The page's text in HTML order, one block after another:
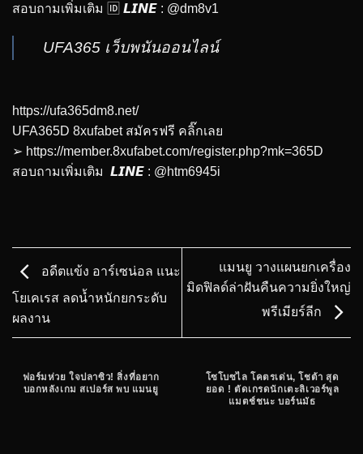
สอบถามเพิ่มเติม 🆔 𝙇𝙄𝙉𝙀 : @dm8v1
UFA365 เว็บพนันออนไลน์
https://ufa365dm8.net/
UFA365D 8xufabet สมัครฟรี คลิ๊กเลย
➢ https://member.8xufabet.com/register.php?mk=365D
สอบถามเพิ่มเติม 𝙇𝙄𝙉𝙀 : @htm6945i
อดีตแข้ง อาร์เซน่อล แนะ
โยเคเรส ลดน้ำหนักยกระดับ
ผลงาน
แมนยู วางแผนยกเครื่อง
มิดฟิลด์ล่าฝันคืนความยิ่งใหญ่
พรีเมียร์ลีก
ฟอร์มห่วย ใจปลาซิว! สิ่งที่อยาก
บอกหลังเกม สเปอร์ส พบ แมนยู
โซโบซไล โคตรเด่น, โชต้า สุด
ยอด ! ตัดเกรดนักเตะลิเวอร์พูล
แมตช์ชนะ บอร์นมัธ